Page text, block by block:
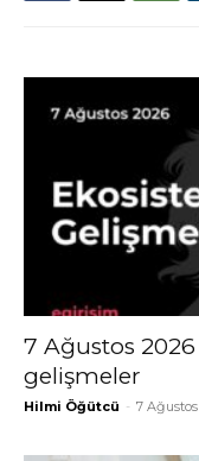
7 Ağustos
gelişmeler
Hilmi Öğütcü - 7